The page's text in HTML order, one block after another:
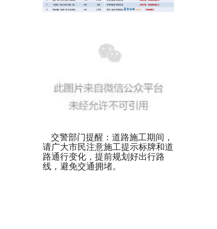
交警部门提醒： 道路施工期间，
请广大市民注意施工提示标牌和道
路通行变化，提前规划好出行路
线，避免交通拥堵。